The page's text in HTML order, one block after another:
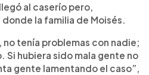
al caserío pero,
la familia de Moisés.
no tenía problemas con nadie;
Si hubiera sido mala gente no
gente lamentando el caso”,